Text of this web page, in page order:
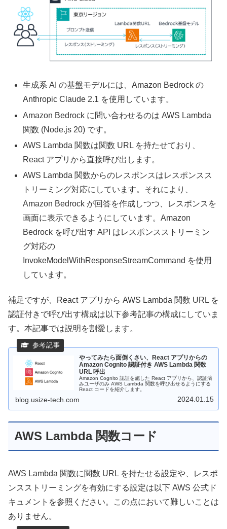
生成系 AI の基盤モデルには、Amazon Bedrock の
Anthropic Claude 2.1 を使用しています。
Amazon Bedrock に問い合わせるのは AWS Lambda
関数 (Node.js 20) です。
AWS Lambda 関数は関数 URL を持たせており、
React アプリから直接呼び出します。
AWS Lambda 関数からのレスポンスはレスポンスス
トリーミング対応にしています。それにより、
Amazon Bedrock が回答を作成しつつ、レスポンスを
画面に表示できるようにしています。Amazon
Bedrock を呼び出す API はレスポンスストリーミン
グ対応の
InvokeModelWithResponseStreamCommand を使用
しています。
補足ですが、React アプリから AWS Lambda 関数 URL を
認証付きで呼び出す構成は以下参考記事の構成にしていま
す。本記事では説明を割愛します。
やってみたら面倒くさい、React アプリからの
Amazon Cognito 認証付き AWS Lambda 関数
URL 呼出
Amazon Cognito 認証を施した React アプリから、認証済
みユーザのみ AWS Lambda 関数を呼び出せるようにする
React コードを紹介します。
blog.usize-tech.com 2024.01.15
AWS Lambda 関数コード
AWS Lambda 関数に関数 URL を持たせる設定や、レスポ
ンスストリーミングを有効にする設定は以下 AWS 公式ド
キュメントを参照ください。この点において難しいことは
ありません。